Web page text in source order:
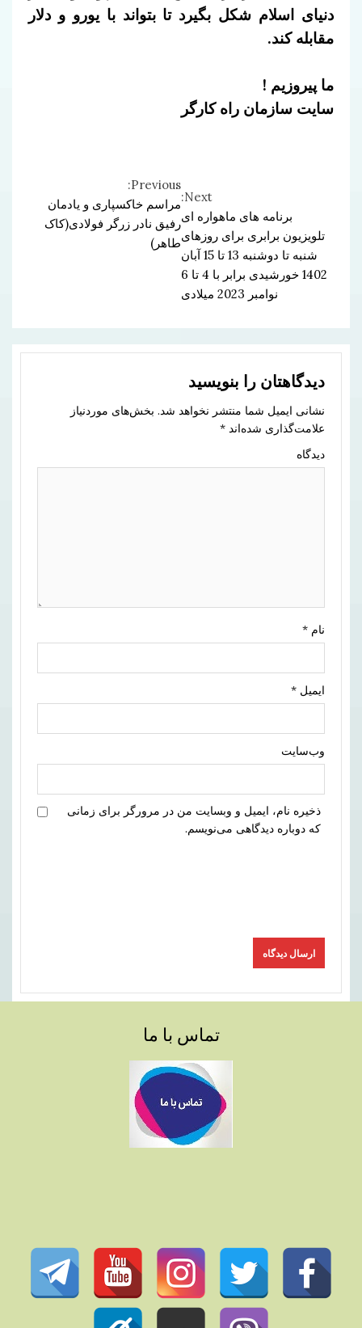
دنیای اسلام شکل بگیرد تا بتواند با یورو و دلار
مقابله کند.
ما پیروزیم !
سایت سازمان راه کارگر
Reading
Previous:
مراسم خاکسپاری و یادمان
رفیق نادر زرگر فولادی(کاک
طاهر)
Next:
برنامه های ماهواره ای
تلویزیون برابری برای روزهای
شنبه تا دوشنبه 13 تا 15 آبان
1402 خورشیدی برابر با 4 تا 6
نوامبر 2023 میلادی
دیدگاهتان را بنویسید
نشانی ایمیل شما منتشر نخواهد شد. بخش‌های موردنیاز
علامت‌گذاری شده‌اند *
دیدگاه
نام *
ایمیل *
وب‌سایت
ذخیره نام، ایمیل و وبسایت من در مرورگر برای زمانی
که دوباره دیدگاهی می‌نویسم.
تماس با ما